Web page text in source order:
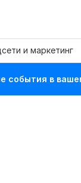
и маркетинг
события в